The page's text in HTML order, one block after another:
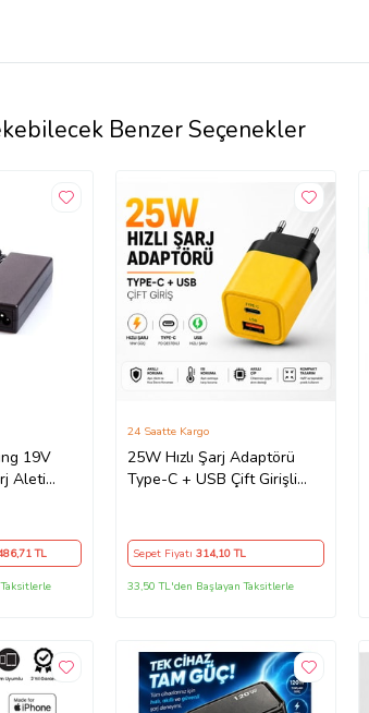
Benzer Seçenekler
,71 TL
25W Hızlı Şarj Adaptörü
Type-C + USB Çift Girişli
24 Saatte Kargo
Sepet Fiyatı 314,10 TL
33,50 TL'den Başlayan Taksitlerle